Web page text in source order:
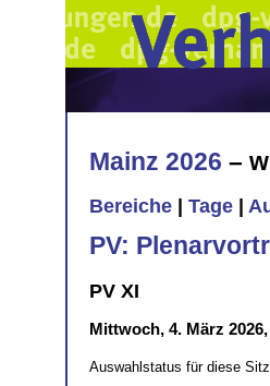
Mainz 2026 –
Bereiche Tage
PV:
PV XI
Mittwoch, 4. März
Auswahlstatus für diese